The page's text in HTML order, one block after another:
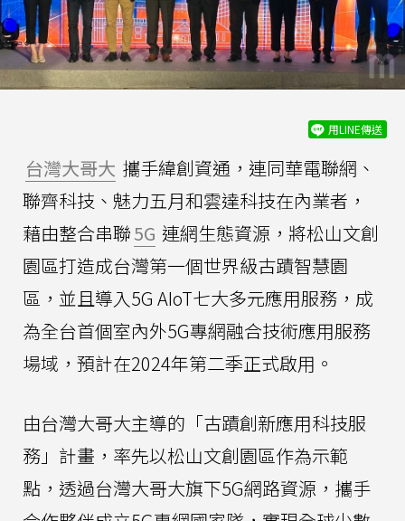
用LINE傳送
台灣大哥大 攜手緯創資通，連同華電聯網、
聯齊科技、魅力五月和雲達科技在內業者，
藉由整合串聯5G 連網生態資源，將松山文創
園區打造成台灣第一個世界級古蹟智慧園
區，並且導入5G AIoT七大多元應用服務，成
為全台首個室內外5G專網融合技術應用服務
場域，預計在2024年第二季正式啟用。
由台灣大哥大主導的「古蹟創新應用科技服
務」計畫，率先以松山文創園區作為示範
點，透過台灣大哥大旗下5G網路資源，攜手